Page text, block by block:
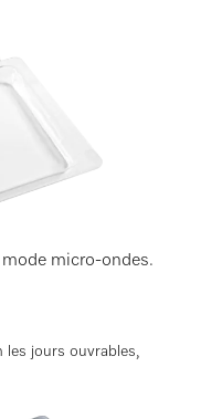
micro-ondes.
les jours ouvrables,